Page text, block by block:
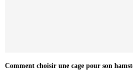
Comment choisir une cage pour son